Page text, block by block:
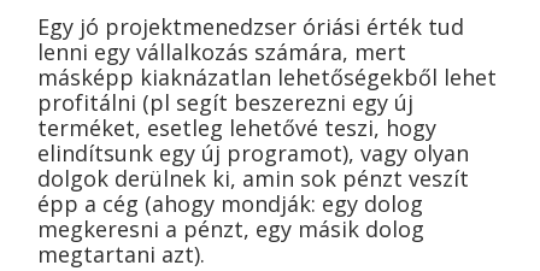
Egy jó projektmenedzser óriási érték tud
lenni egy vállalkozás számára, mert
másképp kiaknázatlan lehetőségekből lehet
profitálni (pl segít beszerezni egy új
terméket, esetleg lehetővé teszi, hogy
elindítsunk egy új programot), vagy olyan
dolgok derülnek ki, amin sok pénzt veszít
épp a cég (ahogy mondják: egy dolog
megkeresni a pénzt, egy másik dolog
megtartani azt).